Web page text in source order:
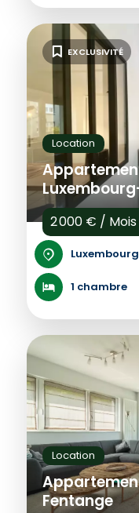
Location
2 000 € /
Luxembourg
1 chambre
EXCLUSIVITÉ
Location
Fentange